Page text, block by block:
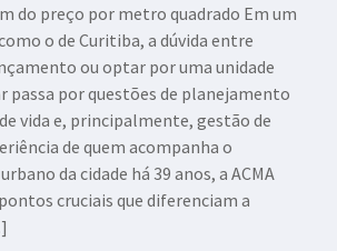
do preço por metro quadrado Em um
o de Curitiba, a dúvida entre
ou optar por uma unidade
passa por questões de planejamento
vida e, principalmente, gestão de
de quem acompanha o
da cidade há 39 anos, a ACMA
cruciais que diferenciam a